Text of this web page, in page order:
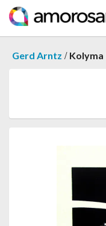
Gerd Arntz / Kolyma